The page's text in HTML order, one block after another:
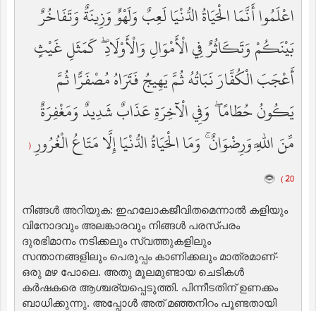
اعْلَمُوا أَنَّمَا الْحَيَاةُ الدُّنْيَا لَعِبٌ وَلَهْوٌ وَزِينَةٌ وَتَفَاخُرٌ
بَيْنَكُمْ وَتَكَاثُرٌ فِي الْأَمْوَالِ وَالْأَوْلَادِ ۖ كَمَثَلِ غَيْثٍ
أَعْجَبَ الْكُفَّارَ نَبَاتُهُ ثُمَّ يَهِيجُ فَتَرَاهُ مُصْفَرًّا ثُمَّ
يَكُونُ حُطَامًا ۖ وَفِي الْآخِرَةِ عَذَابٌ شَدِيدٌ وَمَغْفِرَةٌ
مِّنَ اللَّهِ وَرِضْوَانٌ ۚ وَمَا الْحَيَاةُ الدُّنْيَا إِلَّا مَتَاعُ الْغُرُورِ(
20 )
നിങ്ങള്‍ അറിയുക: ഇഹലോകജീവിതമെന്നാല്‍ കളിയും
വിനോദവും അലങ്കാരവും നിങ്ങള്‍ പരസ്പരം
ദുരഭിമാനം നടിക്കലും സ്വത്തുകളിലും
സന്താനങ്ങളിലും പെരുപ്പം കാണിക്കലും മാത്രമാണ്‌-
ഒരു മഴ പോലെ. അതു മൂലമുണ്ടായ ചെടികള്‍
കര്‍ഷകരെ ആശ്ചര്യപ്പെടുത്തി. പിന്നീടതിന് ഉണക്കം
ബാധിക്കുന്നു. അപ്പോള്‍ അത് മഞ്ഞനിറം പൂണ്ടതായി